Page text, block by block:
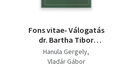
Fons vitae- Válogatás
dr. Bartha Tibor
tanulmányaiból
születésének 65.
Hanula Gergely
Vladár Gábor